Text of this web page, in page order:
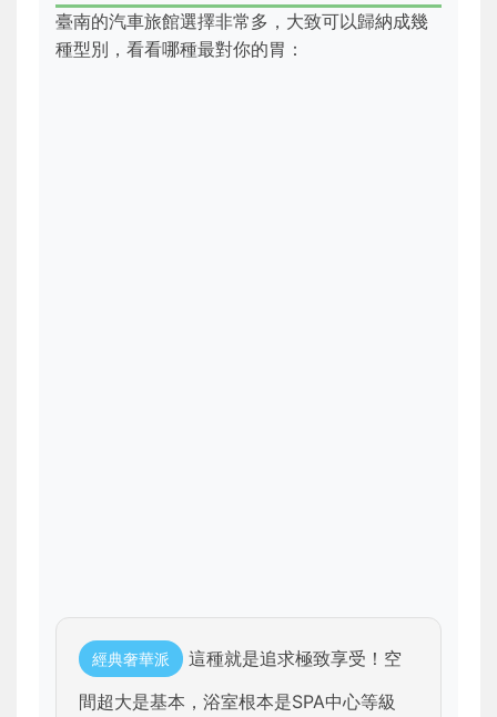
臺南的汽車旅館選擇非常多，大致可以歸納成幾
種型別，看看哪種最對你的胃：
經典奢華派
這種就是追求極致享受！空
間超大是基本，浴室根本是SPA中心等級